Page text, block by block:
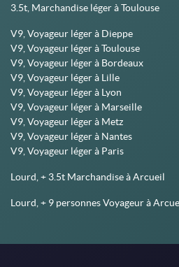
3.5t, Marchandise léger à Toulouse
V9, Voyageur léger à Dieppe
V9, Voyageur léger à Toulouse
V9, Voyageur léger à Bordeaux
V9, Voyageur léger à Lille
V9, Voyageur léger à Lyon
V9, Voyageur léger à Marseille
V9, Voyageur léger à Metz
V9, Voyageur léger à Nantes
V9, Voyageur léger à Paris
Lourd, + 3.5t Marchandise à Arcueil
Lourd, + 9 personnes Voyageur à